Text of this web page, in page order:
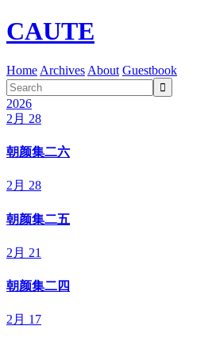
CAUTE
Home Archives About Guestbook

2026
2月 28
朝颜集二六
2月 28
朝颜集二五
2月 21
朝颜集二四
2月 17